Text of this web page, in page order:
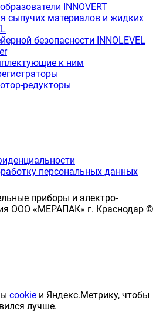
INNOVERT
сыпучих материалов и жидких
безопасности INNOLEVEL
к ним
редукторы
персональных данных
приборы и электро-
ООО «МЕРАПАК» г. Краснодар ©
cookie и Яндекс.Метрику, чтобы
лучше.